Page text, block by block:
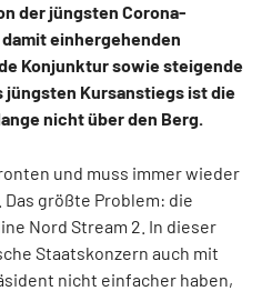
der jüngsten Corona-
einhergehenden
Konjunktur sowie steigende
Kursanstiegs ist die
nicht über den Berg.
und muss immer wieder
größte Problem: die
Nord Stream 2. In dieser
Staatskonzern auch mit
nicht einfacher haben,